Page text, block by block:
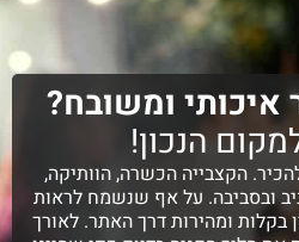
ומשובח?
הנכון!
הקצבייה הכשרה, הוותיקה,
ובסביבה. על אף שנשמח לראות
בקלות ומהירות דרך האתר. לאורך